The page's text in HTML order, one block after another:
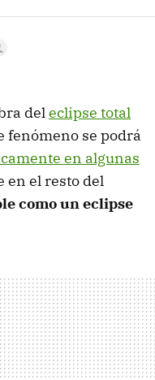
deleclipse total
fenómeno se podrá
en algunas
en el resto del
como un eclipse